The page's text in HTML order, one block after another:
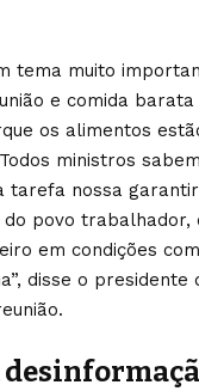
tema muito
e comida barata
os alimentos
ministros
tarefa nossa
do povo trabalhador,
em condições
disse o presidente